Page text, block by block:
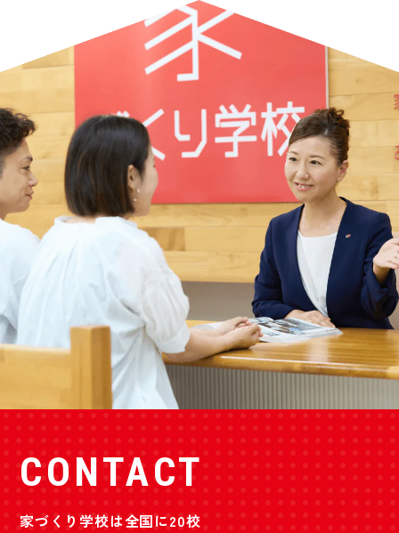
CONTACT
家づくり学校は全国に20校